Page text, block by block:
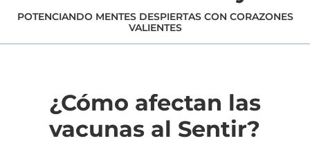
POTENCIANDO MENTES DESPIERTAS CON CORAZONES
VALIENTES
¿Cómo afectan las
vacunas al Sentir?